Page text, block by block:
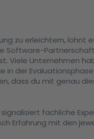
zu erleichtern, lohnt
Software-
Viele Unternehmen
in der
dass du mit genau
fachliche
Erfahrung mit den